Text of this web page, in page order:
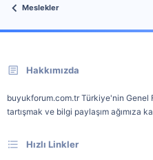
Meslekler
Hakkımızda
buyukforum.com.tr Türkiye'nin Genel
tartışmak ve bilgi paylaşım ağımıza
Hızlı Linkler